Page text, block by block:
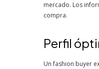
mercado. Los
compra.
Perfil
Un fashion buyer